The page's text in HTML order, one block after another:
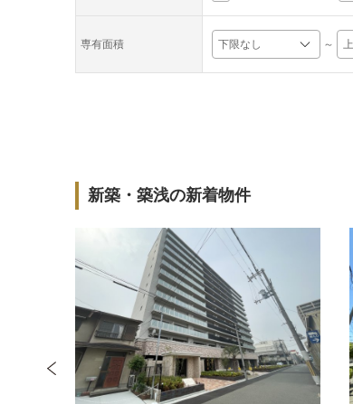
専有面積 ～
新築・築浅の新着物件